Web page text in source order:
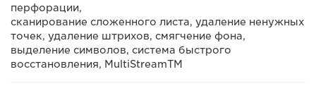
перфорации,
сканирование сложенного листа, удаление ненужных
точек, удаление штрихов, смягчение фона,
выделение символов, система быстрого
восстановления, MultiStreamTM